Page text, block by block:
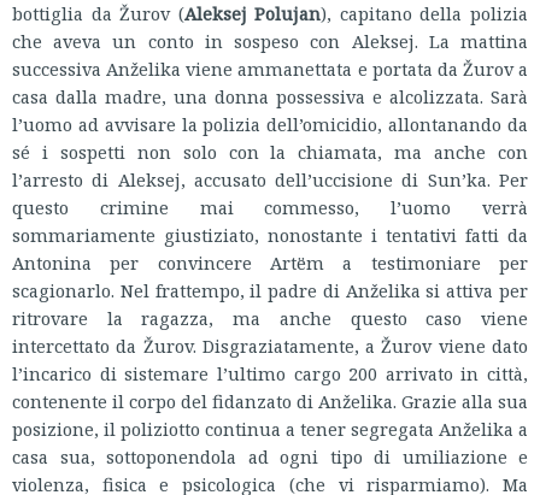
bottiglia da Žurov (Aleksej Polujan), capitano della polizia
che aveva un conto in sospeso con Aleksej. La mattina
successiva Anželika viene ammanettata e portata da Žurov a
casa dalla madre, una donna possessiva e alcolizzata. Sarà
l’uomo ad avvisare la polizia dell’omicidio, allontanando da
sé i sospetti non solo con la chiamata, ma anche con
l’arresto di Aleksej, accusato dell’uccisione di Sun’ka. Per
questo crimine mai commesso, l’uomo verrà
sommariamente giustiziato, nonostante i tentativi fatti da
Antonina per convincere Artёm a testimoniare per
scagionarlo. Nel frattempo, il padre di Anželika si attiva per
ritrovare la ragazza, ma anche questo caso viene
intercettato da Žurov. Disgraziatamente, a Žurov viene dato
l’incarico di sistemare l’ultimo cargo 200 arrivato in città,
contenente il corpo del fidanzato di Anželika. Grazie alla sua
posizione, il poliziotto continua a tener segregata Anželika a
casa sua, sottoponendola ad ogni tipo di umiliazione e
violenza, fisica e psicologica (che vi risparmiamo). Ma